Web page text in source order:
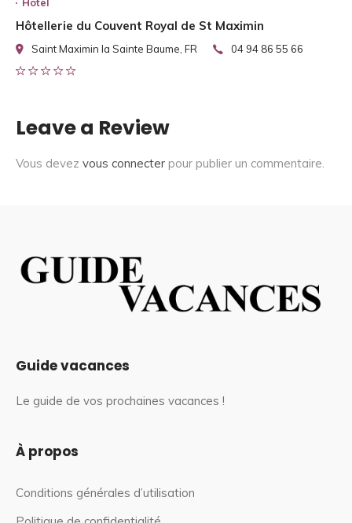
Hôtellerie du Couvent Royal de St Maximin
Saint Maximin la Sainte Baume, FR 04 94 86 55 66
Leave a Review
Vous devez vous connecter pour publier un commentaire.
Guide vacances
Le guide de vos prochaines vacances !
À propos
Conditions générales d’utilisation